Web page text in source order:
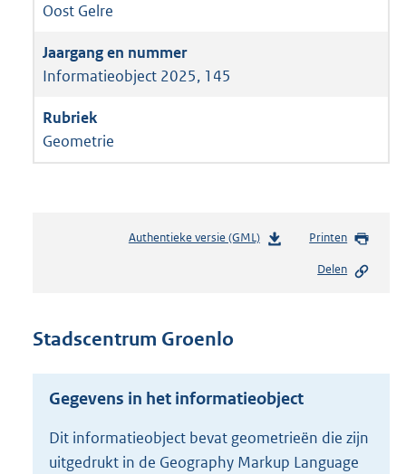
Oost Gelre
Informatieobject 2025, 145
Geometrie
Authentieke versie (GML)b
s
r
o
t
Printen
Delen
Stadscentrum Groenlo
Gegevens in het informatieobject
Dit informatieobject bevat geometrieën die zijn
uitgedrukt in de Geography Markup Language